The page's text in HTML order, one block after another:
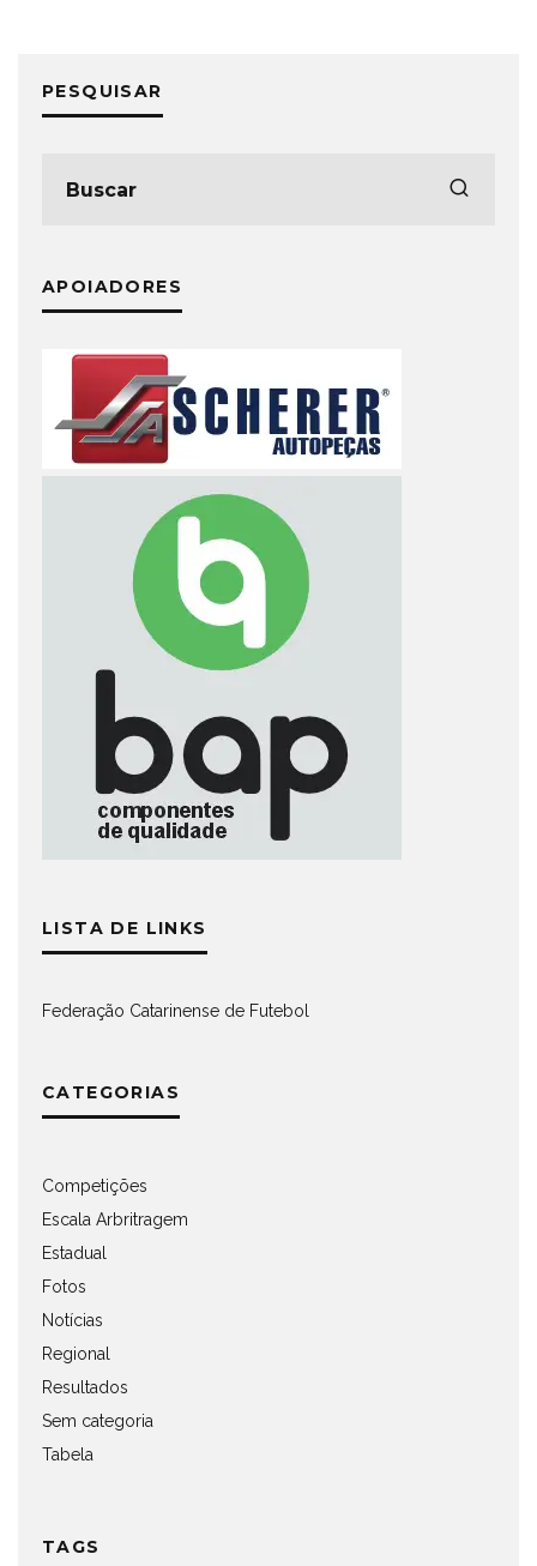
PESQUISAR
APOIADORES
LISTA DE LINKS
Federação Catarinense de Futebol
CATEGORIAS
Competições
Escala Arbritragem
Estadual
Fotos
Notícias
Regional
Resultados
Sem categoria
Tabela
TAGS